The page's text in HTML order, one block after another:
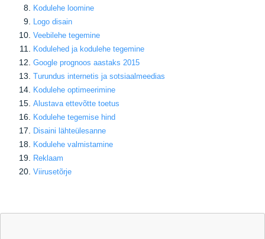
Kodulehe loomine
Logo disain
Veebilehe tegemine
Kodulehed ja kodulehe tegemine
Google prognoos aastaks 2015
Turundus internetis ja sotsiaalmeedias
Kodulehe optimeerimine
Alustava ettevõtte toetus
Kodulehe tegemise hind
Disaini lähteülesanne
Kodulehe valmistamine
Reklaam
Viirusetõrje